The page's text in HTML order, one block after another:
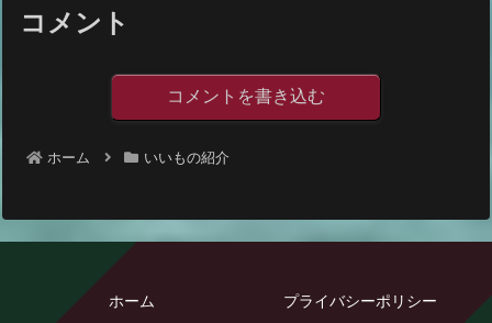
コメント
コメントを書き込む
ホーム いいもの紹介
ホーム
プライバシーポリシー